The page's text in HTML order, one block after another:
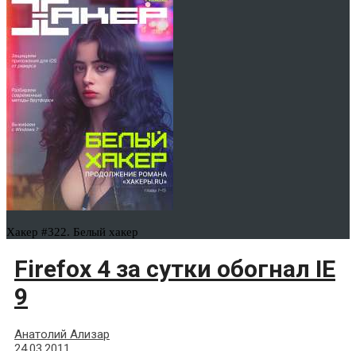
Хакер #322. Белый хакер
Firefox 4 за сутки обогнал IE
9
Анатолий Ализар